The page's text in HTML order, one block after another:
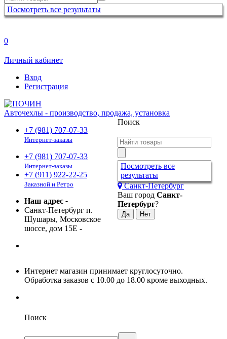
Посмотреть все результаты
0
Личный кабинет
Вход
Регистрация
Авточехлы - производство, продажа, установка
+7 (981) 707-07-33
Интернет-заказы
+7 (981) 707-07-33
Интернет-заказы
+7 (911) 922-22-25
Заказной и Ретро
Наш адрес -
Санкт-Петербург п.
Шушары, Московское
шоссе, дом 15Е -
Поиск
Посмотреть все
результаты
Санкт-Петербург
Ваш город Санкт-
Петербург?
Интернет магазин принимает круглосуточно.
Обработка заказов с 10.00 до 18.00 кроме выходных.
Поиск